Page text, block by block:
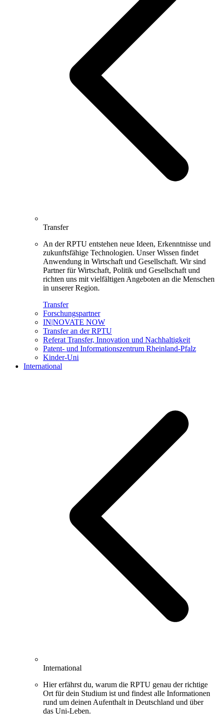
Transfer
An der RPTU entstehen neue Ideen, Erkenntnisse und
zukunftsfähige Technologien. Unser Wissen findet
Anwendung in Wirtschaft und Gesellschaft. Wir sind
Partner für Wirtschaft, Politik und Gesellschaft und
richten uns mit vielfältigen Angeboten an die Menschen
in unserer Region.
Transfer
Forschungspartner
IN|NOVATE NOW
Transfer an der RPTU
Referat Transfer, Innovation und Nachhaltigkeit
Patent- und Informationszentrum Rheinland-Pfalz
Kinder-Uni
International
International
Hier erfährst du, warum die RPTU genau der richtige
Ort für dein Studium ist und findest alle Informationen
rund um deinen Aufenthalt in Deutschland und über
das Uni-Leben.